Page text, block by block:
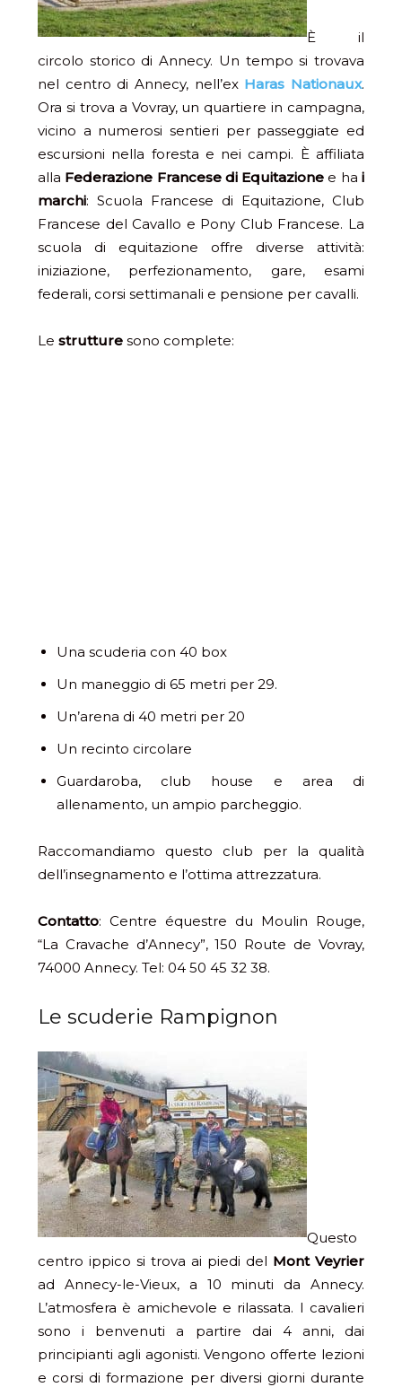
È il
circolo storico di Annecy. Un tempo si trovava
nel centro di Annecy, nell’ex Haras Nationaux.
Ora si trova a Vovray, un quartiere in campagna,
vicino a numerosi sentieri per passeggiate ed
escursioni nella foresta e nei campi. È affiliata
alla Federazione Francese di Equitazione e hai
marchi: Scuola Francese di Equitazione, Club
Francese del Cavallo e Pony Club Francese. La
scuola di equitazione offre diverse attività:
iniziazione, perfezionamento, gare, esami
federali, corsi settimanali e pensione per cavalli.
Le strutture sono complete:
Una scuderia con 40 box
Un maneggio di 65 metri per 29.
Un’arena di 40 metri per 20
Un recinto circolare
Guardaroba, club house e area di
allenamento, un ampio parcheggio.
Raccomandiamo questo club per la qualità
dell’insegnamento e l’ottima attrezzatura.
Contatto: Centre équestre du Moulin Rouge,
“La Cravache d’Annecy”, 150 Route de Vovray,
74000 Annecy. Tel: 04 50 45 32 38.
Le scuderie Rampignon
Questo
centro ippico si trova ai piedi del Mont Veyrier
ad Annecy-le-Vieux, a 10 minuti da Annecy.
L’atmosfera è amichevole e rilassata. I cavalieri
sono i benvenuti a partire dai 4 anni, dai
principianti agli agonisti. Vengono offerte lezioni
e corsi di formazione per diversi giorni durante